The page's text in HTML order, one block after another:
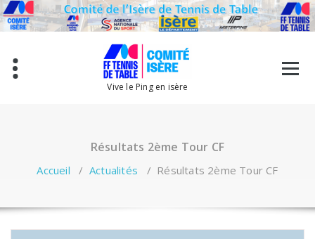
Aller
au
contenu
Vive le Ping en isère
Résultats 2ème Tour CF
Accueil / Actualités / Résultats 2ème Tour CF